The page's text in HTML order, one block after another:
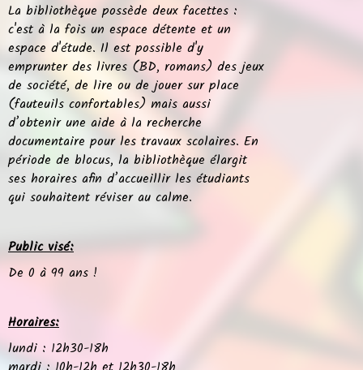
La bibliothèque possède deux facettes :
c'est à la fois un espace détente et un
espace d'étude. Il est possible d'y
emprunter des livres (BD, romans) des jeux
de société, de lire ou de jouer sur place
(fauteuils confortables) mais aussi
d’obtenir une aide à la recherche
documentaire pour les travaux scolaires. En
période de blocus, la bibliothèque élargit
ses horaires afin d’accueillir les étudiants
qui souhaitent réviser au calme.
Public visé:
De 0 à 99 ans !
Horaires:
lundi : 12h30-18h